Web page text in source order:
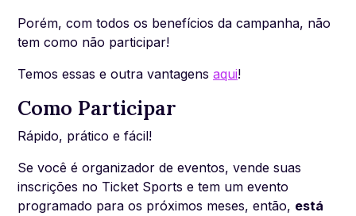
Porém, com todos os benefícios da campanha, não
tem como não participar!
Temos essas e outra vantagens aqui!
Como Participar
Rápido, prático e fácil!
Se você é organizador de eventos, vende suas
inscrições no Ticket Sports e tem um evento
programado para os próximos meses, então, está